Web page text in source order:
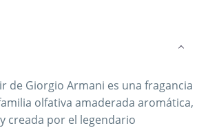
de Giorgio Armani es una fragancia
olfativa amaderada aromática,
creada por el legendario